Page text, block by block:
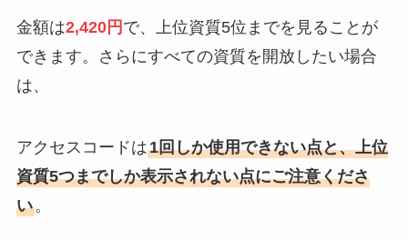
金額は2,420円 で、上位資質5位までを見ることが
できます。さらにすべての資質を開放したい場合
は、
アクセスコードは1回しか使用できない点と、上位
資質5つまでしか表示されない点にご注意くださ
い。